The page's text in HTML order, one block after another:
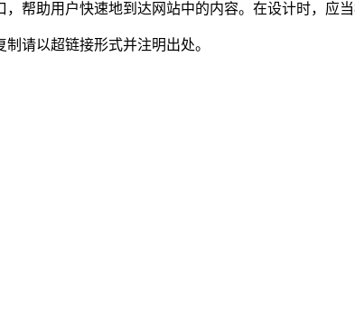
帮助用户快速地到达网站中的内容。在设计时，应
请以超链接形式并注明出处。